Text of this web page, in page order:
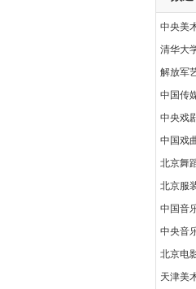
中央美
清华大
解放军
中国传
中央戏
中国戏
北京舞
北京服
中国音
中央音
北京电
天津美